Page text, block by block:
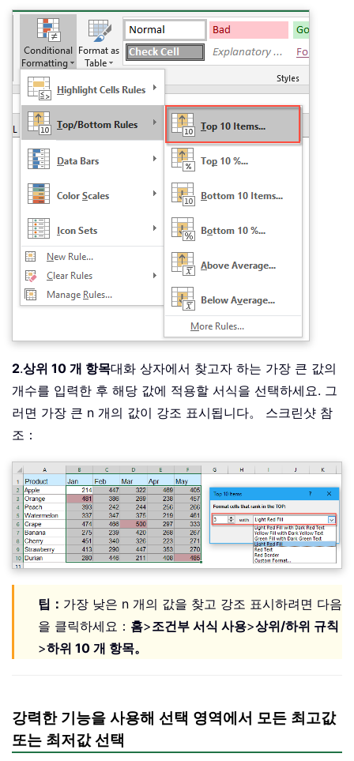
2.상위 10 개 항목대화 상자에서 찾고자 하는 가장 큰 값의
개수를 입력한 후 해당 값에 적용할 서식을 선택하세요. 그
러면 가장 큰 n 개의 값이 강조 표시됩니다。 스크린샷 참
조：
팁： 가장 낮은 n 개의 값을 찾고 강조 표시하려면 다음
을 클릭하세요： 홈>조건부 서식 사용>상위/하위 규칙
>하위 10 개 항목。
강력한 기능을 사용해 선택 영역에서 모든 최고값
또는 최저값 선택